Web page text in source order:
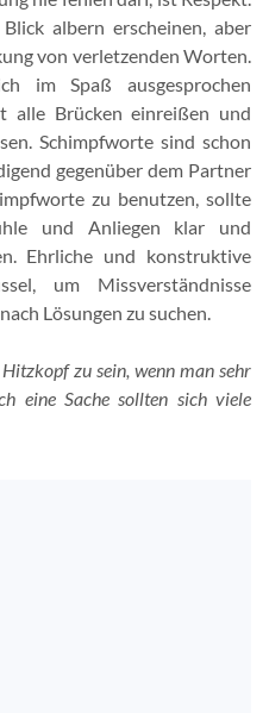
albern erscheinen, aber
von verletzenden Worten.
im Spaß ausgesprochen
alle Brücken einreißen und
Schimpfworte sind schon
gegenüber dem Partner
zu benutzen, sollte
und Anliegen klar und
Ehrliche und konstruktive
um Missverständnisse
Lösungen zu suchen.
zu sein, wenn man sehr
eine Sache sollten sich viele